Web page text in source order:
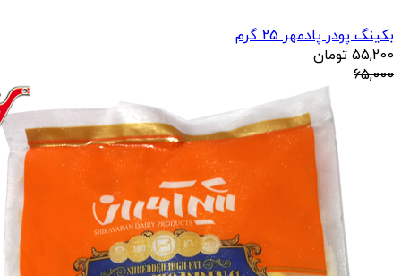
بکینگ پودر پادمهر 25 گرم
55,200 تومان
65,000